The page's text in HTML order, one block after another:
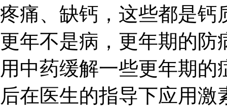
疼痛、缺钙，这些都是钙
更年不是病，更年期的防
用中药缓解一些更年期
后在医生的指导下应用